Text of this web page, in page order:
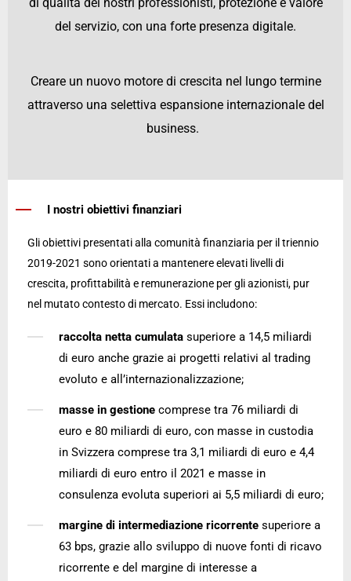
del servizio, con una forte presenza digitale.
Creare un nuovo motore di crescita nel lungo termine
attraverso una selettiva espansione internazionale del
business.
I nostri obiettivi finanziari
Gli obiettivi presentati alla comunità finanziaria per il triennio
2019-2021 sono orientati a mantenere elevati livelli di
crescita, profittabilità e remunerazione per gli azionisti, pur
nel mutato contesto di mercato. Essi includono:
raccolta netta cumulata superiore a 14,5 miliardi
di euro anche grazie ai progetti relativi al trading
evoluto e all’internazionalizzazione;
masse in gestione comprese tra 76 miliardi di
euro e 80 miliardi di euro, con masse in custodia
in Svizzera comprese tra 3,1 miliardi di euro e 4,4
miliardi di euro entro il 2021 e masse in
consulenza evoluta superiori ai 5,5 miliardi di euro;
margine di intermediazione ricorrente superiore a
63 bps, grazie allo sviluppo di nuove fonti di ricavo
ricorrente e del margine di interesse a